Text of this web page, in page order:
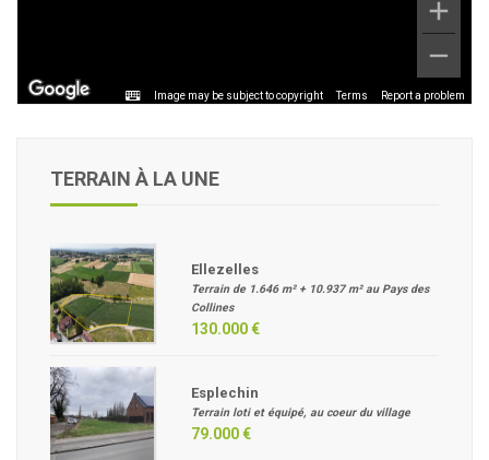
Image may be subject to copyright Terms Report a problem
TERRAIN À LA UNE
Ellezelles
Terrain de 1.646 m² + 10.937 m² au Pays des
Collines
130.000 €
Esplechin
Terrain loti et équipé, au coeur du village
79.000 €